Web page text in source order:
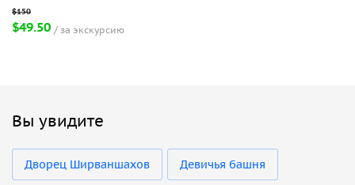
$49.50 за экскурсию
Вы увидите
Дворец Ширваншахов Девичья башня